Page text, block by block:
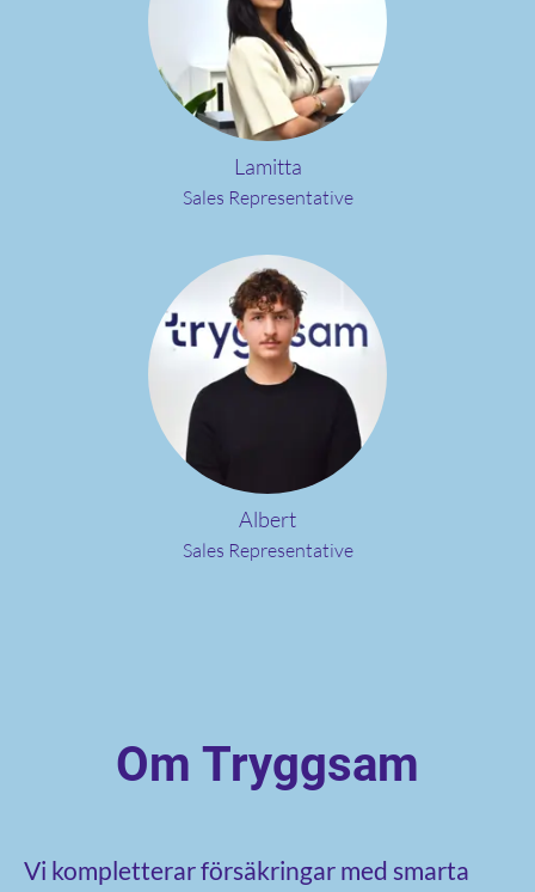
Lamitta
Sales Representative
Albert
Sales Representative
Om Tryggsam
Vi kompletterar försäkringar med smarta